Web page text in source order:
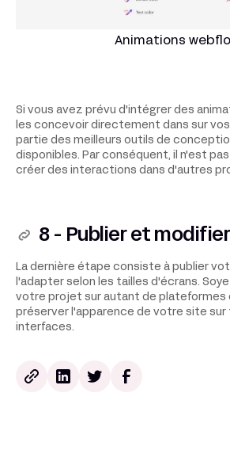
Animations
Si vous avez prévu d'intégrer des
les concevoir directement dans sur
partie des meilleurs outils de
disponibles. Par conséquent, il n'est
créer des interactions dans d'autres
8 - Publier et modifier
La dernière étape consiste à publier
l'adapter selon les tailles d'écrans.
votre projet sur autant de plateformes
préserver l'apparence de votre site sur
interfaces.